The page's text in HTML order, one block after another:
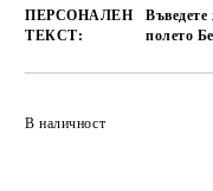
ПЕРСОНАЛЕН
ТЕКСТ:
полето
В наличност